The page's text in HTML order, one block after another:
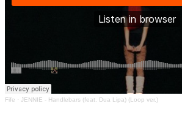
Fife · JENNIE - Handlebars (feat. Dua Lipa) (Loop ver.)